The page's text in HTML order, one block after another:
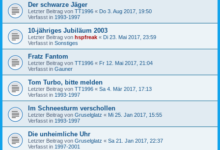
Der schwarze Jäger
Letzter Beitrag von TT1996 « Do 3. Aug 2017, 19:50
Verfasst in 1993-1997
10-jähriges Jubiläum 2003
Letzter Beitrag von hspfreak « Di 23. Mai 2017, 23:59
Verfasst in Sonstiges
Fratz Fantom
Letzter Beitrag von TT1996 « Fr 12. Mai 2017, 21:04
Verfasst in Gauner
Tom Turbo, bitte melden
Letzter Beitrag von TT1996 « Sa 4. Mär 2017, 17:13
Verfasst in 1993-1997
Im Schneesturm verschollen
Letzter Beitrag von Gruselglatz « Mi 25. Jan 2017, 15:55
Verfasst in 1993-1997
Die unheimliche Uhr
Letzter Beitrag von Gruselglatz « Sa 21. Jan 2017, 22:37
Verfasst in 1997-2001